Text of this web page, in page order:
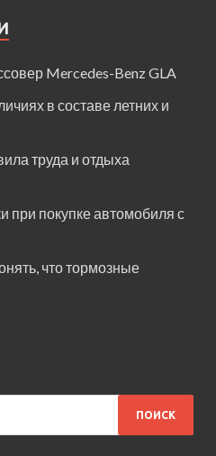
Mercedes-Benz GLA
в составе летних и
труда и отдыха
при покупке автомобиля с
что тормозные